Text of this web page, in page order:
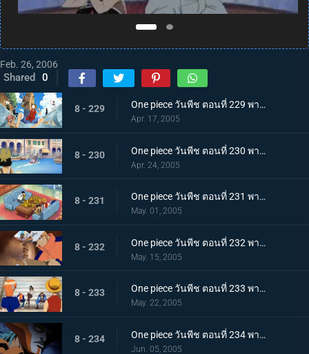
Feb. 26, 2006
Shared 0
8 - 229 One piece วันพีช ตอนที่ 229 พากย์ไทย ขบวนรถเดินทะเล กับเมืองแห่งน้ำวอเตอร์เซเว่น!
Apr. 17, 2005
8 - 230 One piece วันพีช ตอนที่ 230 พากย์ไทย ผจญภัยในเมืองลอยน้ำ มุ่งสู่อู่ต่อเรือยักษ์
Apr. 24, 2005
8 - 231 One piece วันพีช ตอนที่ 231 พากย์ไทย ตระกูลแฟรงกี้ กับ คุณไอซ์เบิร์ก
May. 01, 2005
8 - 232 One piece วันพีช ตอนที่ 232 พากย์ไทย กาเลร่าคัมปานี ด็อค 1 อันอลังการ
May. 15, 2005
8 - 233 One piece วันพีช ตอนที่ 233 พากย์ไทย คลีลักพาตัวโจรสลัด และเรือโจรสลัดที่ได้แต่รอความตาย
May. 22, 2005
8 - 234 One piece วันพีช ตอนที่ 234 พากย์ไทย ช่วยพวกพ้อง! บุกถล่มแฟรงกกี้เฮ้าส์
Jun. 05, 2005